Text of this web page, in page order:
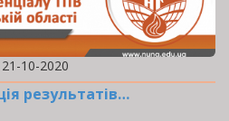
21-10-2020
результатів…